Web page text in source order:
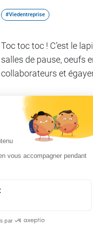
#Viedentreprise
Toc toc toc ! C’est le
salles de pause, oeufs
collaborateurs et
Partager sur
#Viedentreprise
Mentions